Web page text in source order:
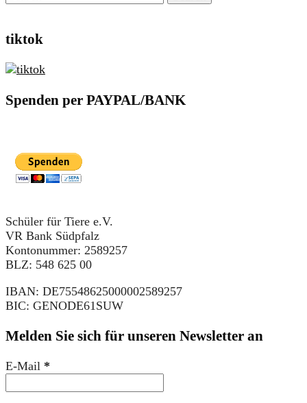
tiktok
Spenden per PAYPAL/BANK
Schüler für Tiere e.V.
VR Bank Südpfalz
Kontonummer: 2589257
BLZ: 548 625 00
IBAN: DE75548625000002589257
BIC: GENODE61SUW
Melden Sie sich für unseren Newsletter an
E-Mail *